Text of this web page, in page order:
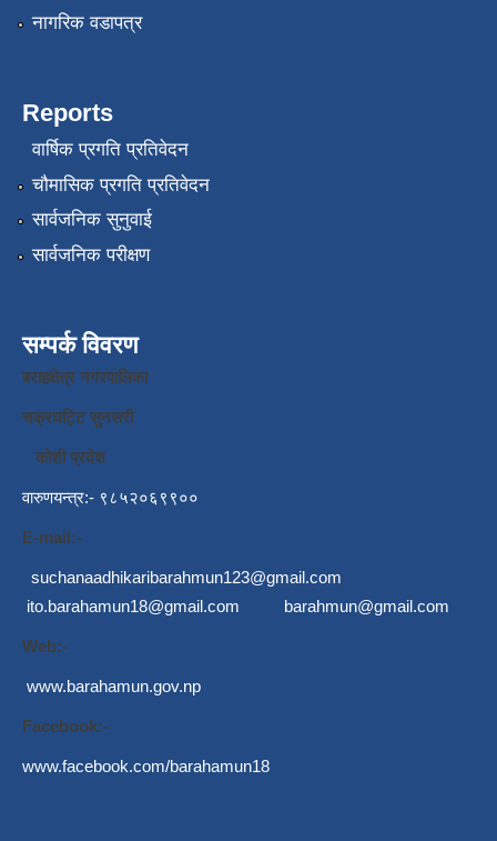
नागरिक वडापत्र
Reports
वार्षिक प्रगति प्रतिवेदन
चौमासिक प्रगति प्रतिवेदन
सार्वजनिक सुनुवाई
सार्वजनिक परीक्षण
सम्पर्क विवरण
बराहक्षेत्र नगरपालिका
चक्रघट्टि सुनसरी
कोशी प्रदेश
वारुणयन्त्र:- ९८५२०६९९००
E-mail:-
suchanaadhikaribarahmun123@gmail.com
ito.barahamun18@gmail.com
barahmun@gmail.com
Web:-
www.barahamun.gov.np
Facebook:-
www.facebook.com/barahamun18